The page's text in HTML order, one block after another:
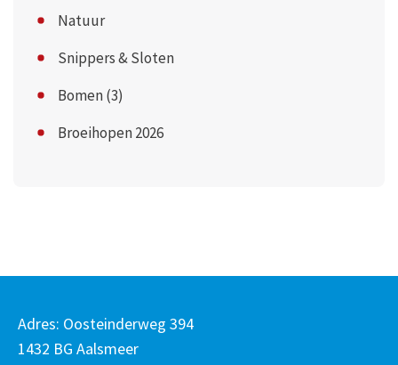
Natuur
Snippers & Sloten
Bomen (3)
Broeihopen 2026
Adres: Oosteinderweg 394
1432 BG Aalsmeer